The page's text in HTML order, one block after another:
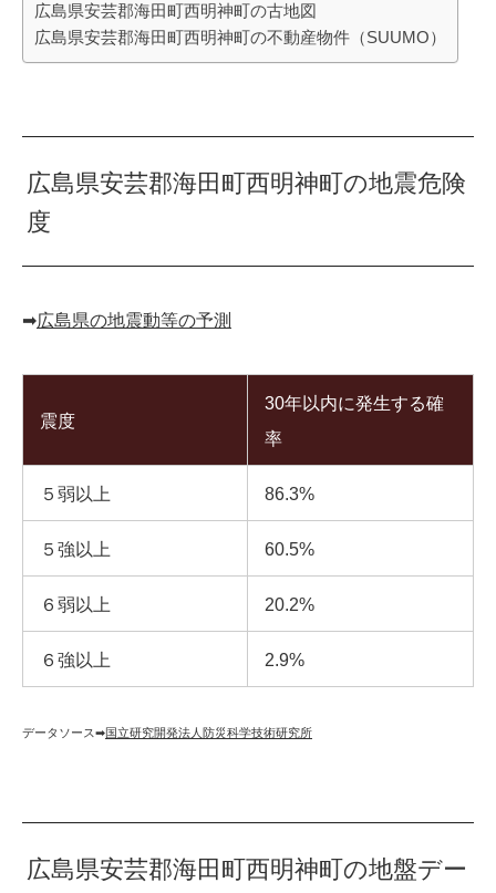
広島県安芸郡海田町西明神町の古地図
広島県安芸郡海田町西明神町の不動産物件（SUUMO）
広島県安芸郡海田町西明神町の地震危険
度
➡︎広島県の地震動等の予測
震度
30年以内に発生する確
率
５弱以上 86.3%
５強以上 60.5%
６弱以上 20.2%
６強以上 2.9%
データソース➡︎国立研究開発法人防災科学技術研究所
広島県安芸郡海田町西明神町の地盤デー